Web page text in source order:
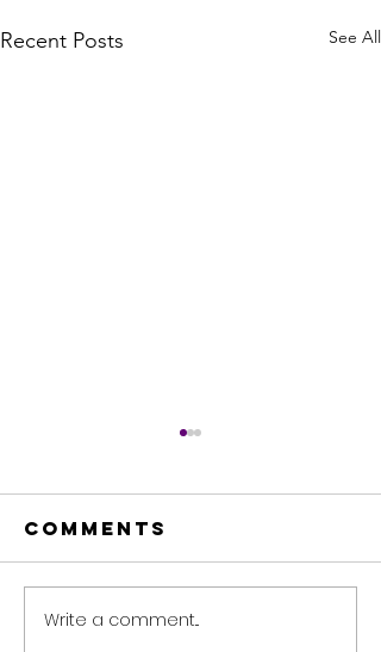
Recent Posts See All
🌟 The Magic
Comments
Write a comment...